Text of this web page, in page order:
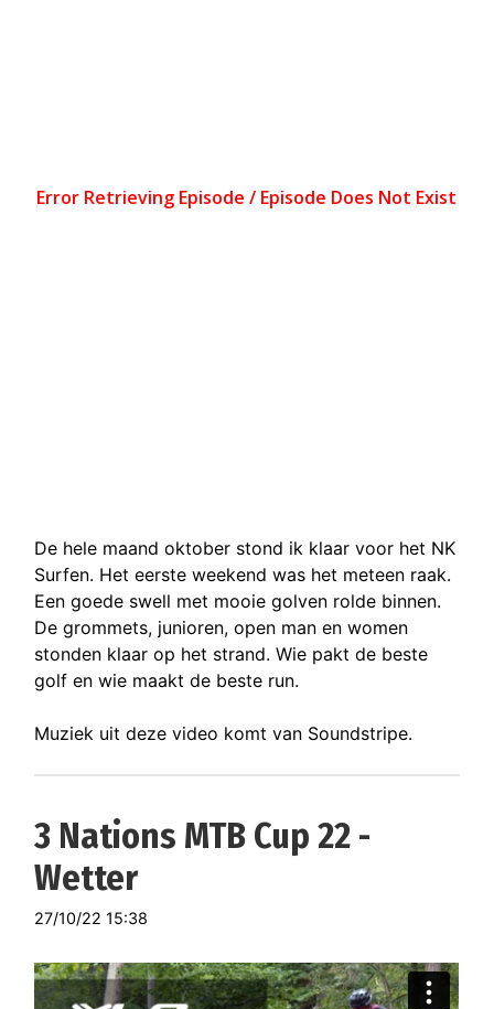
De hele maand oktober stond ik klaar voor het NK
Surfen. Het eerste weekend was het meteen raak.
Een goede swell met mooie golven rolde binnen.
De grommets, junioren, open man en women
stonden klaar op het strand. Wie pakt de beste
golf en wie maakt de beste run.
Muziek uit deze video komt van Soundstripe.
3 Nations MTB Cup 22 -
Wetter
27/10/22 15:38